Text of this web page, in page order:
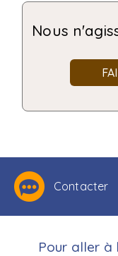
Nous
Contacter
Pour aller à